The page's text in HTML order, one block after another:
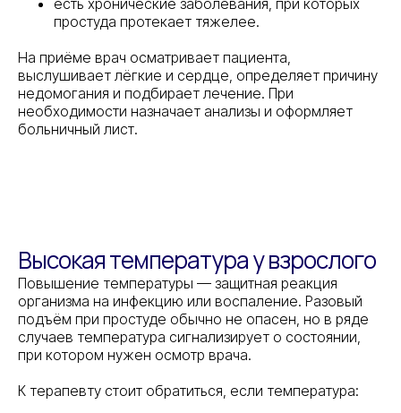
есть хронические заболевания, при которых
простуда протекает тяжелее.
На приёме врач осматривает пациента,
выслушивает лёгкие и сердце, определяет причину
недомогания и подбирает лечение. При
необходимости назначает анализы и оформляет
больничный лист.
Высокая температура у взрослого
Повышение температуры — защитная реакция
организма на инфекцию или воспаление. Разовый
подъём при простуде обычно не опасен, но в ряде
случаев температура сигнализирует о состоянии,
при котором нужен осмотр врача.
К терапевту стоит обратиться, если температура: